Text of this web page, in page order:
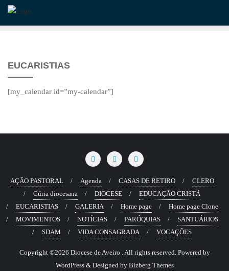
Skip
EUCARISTIAS
[my_calendar id=”my-calendar”]
AÇÃO PASTORAL Agenda CASAS DE RETIRO
CLERO
Cúria diocesana
DIOCESE
EDUCAÇÃO CRISTÃ
EUCARISTIAS
GALERIA Home page
Home page Clone
MOVIMENTOS
NOTÍCIAS PARÓQUIAS
SANTUÁRIOS
SDAM
VIDA CONSAGRADA VOCAÇÕES
Copyright ©2026 Diocese de Aveiro . All rights reserved. Powered by
WordPress & Designed by Bizberg Themes